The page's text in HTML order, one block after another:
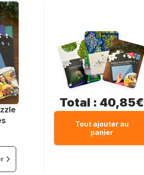
Total : 40,85€
Tout ajouter au
panier